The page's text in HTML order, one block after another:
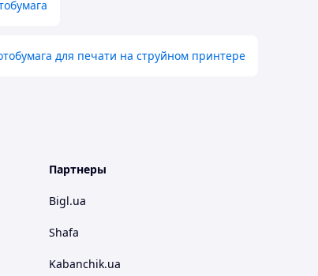
для печати на струйном принтере
Партнеры
Bigl.ua
Shafa
Kabanchik.ua